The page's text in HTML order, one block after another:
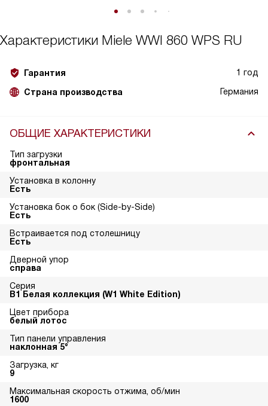
Характеристики Miele WWI 860 WPS RU
Гарантия 1 год
Страна производства Германия
ОБЩИЕ ХАРАКТЕРИСТИКИ
Тип загрузки
фронтальная
Установка в колонну
Есть
Установка бок о бок (Side-by-Side)
Есть
Встраивается под столешницу
Есть
Дверной упор
справа
Серия
В1 Белая коллекция (W1 White Edition)
Цвет прибора
белый лотос
Тип панели управления
наклонная 5°
Загрузка, кг
9
Максимальная скорость отжима, об/мин
1600